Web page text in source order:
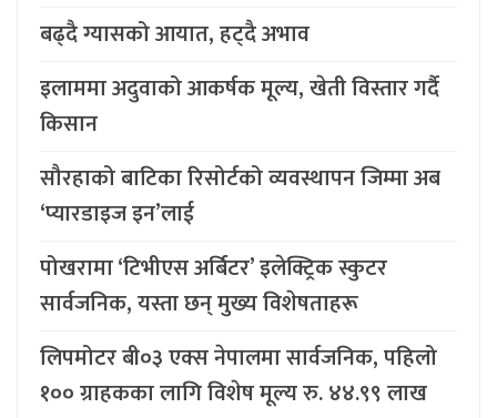
बढ्दै ग्यासको आयात, हट्दै अभाव
इलाममा अदुवाको आकर्षक मूल्य, खेती विस्तार गर्दै
किसान
सौरहाको बाटिका रिसोर्टको व्यवस्थापन जिम्मा अब
‘प्यारडाइज इन’लाई
पोखरामा ‘टिभीएस अर्बिटर’ इलेक्ट्रिक स्कुटर
सार्वजनिक, यस्ता छन् मुख्य विशेषताहरू
लिपमोटर बी०३ एक्स नेपालमा सार्वजनिक, पहिलो
१०० ग्राहकका लागि विशेष मूल्य रु. ४४.९९ लाख